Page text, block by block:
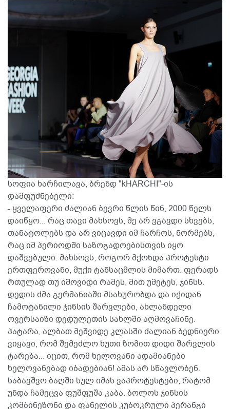
სოფია ხარჩილავა, ბრენდ "kHARCHI"-ის
დამფუძნებელი:
- ყველაფერი ძალიან ბევრი წლის წინ, 2000 წელს
დაიწყო... რაც თავი მახსოვს, მე არ ვგავდი სხვებს,
თანატოლებს და არ ვიცავდი იმ ჩარჩოს, ნორმებს,
რაც იმ პერიოდში საზოგადოებისთვის იყო
დაშვებული. მახსოვს, როგორ მქონდა პროტესტი
ერთფეროვანი, მუქი ტანსაცმლის მიმართ. ფერადს
რთულად თუ იშოვიდი რამეს, მით უმეტეს, ჯინსს.
დედის ძმა გერმანიაში მსახურობდა და იქიდან
ჩამოტანილი ჯინსის შარვლები, ახლანდელი
ოვერსაიზი დედულეთის სახლში აღმოვაჩინე.
პატარა, ალბათ მეშვიდე კლასში ძალიან ბედნიერი
ვიყავი, რომ შემეძლო ხუთი ზომით დიდი შარვლის
ტარება... იცით, რომ ხელოვანი ადამიანები
ხელოვანებად იბადებიან! ამას არ სწავლობენ.
საბავშვო ბაღში სულ იმას ვაპროტესტები, რატომ
უნდა ჩამეცვა ფუშფუშა კაბა. ბოლოს ჯინსის
კომბინეზონი და ფანელის კუბოკრული პერანგი